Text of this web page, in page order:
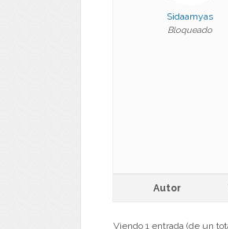
Sidaamyas
Bloqueado
Autor
Viendo 1 entrada (de un